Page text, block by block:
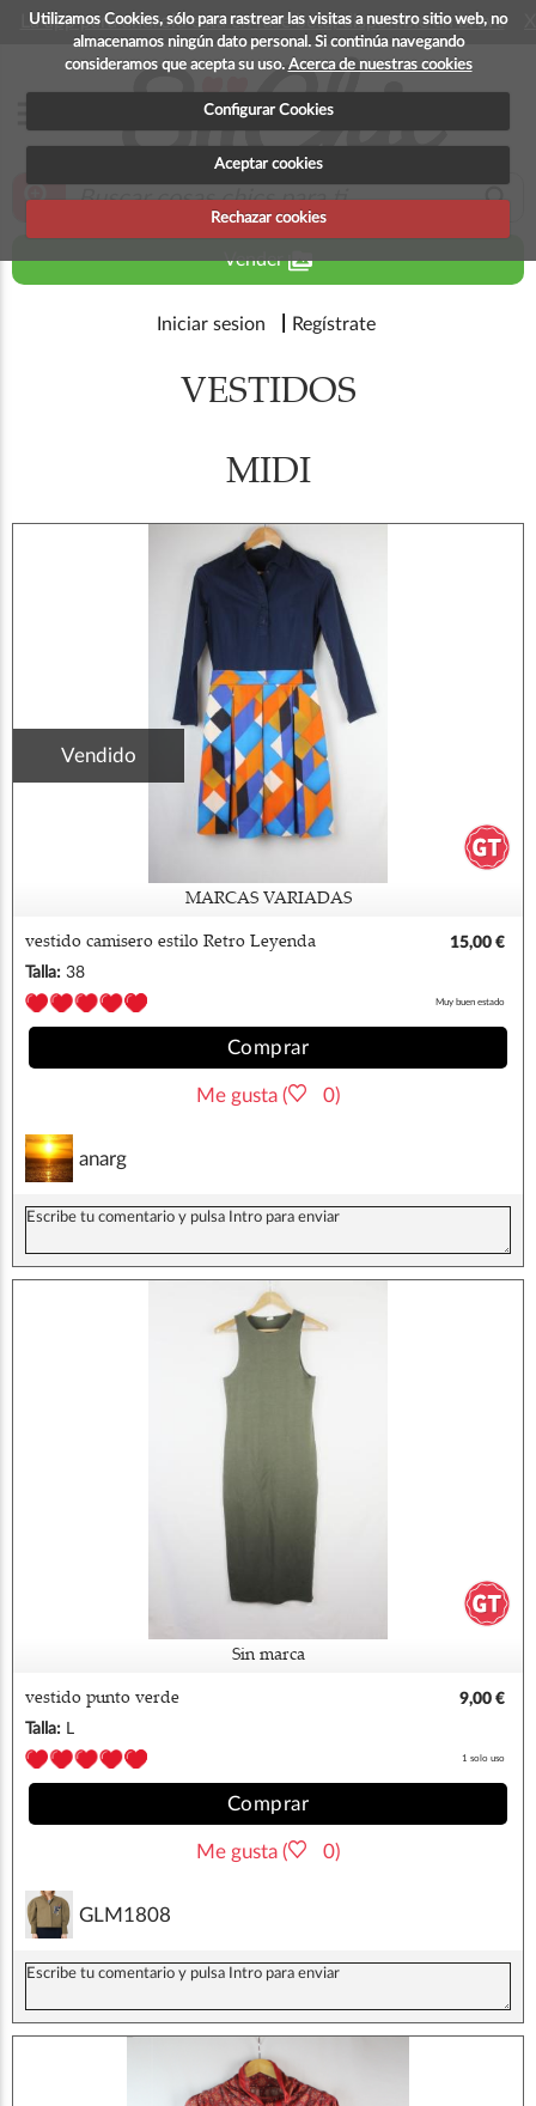
Utilizamos Cookies, sólo para rastrear las visitas a nuestro sitio web, no
almacenamos ningún dato personal. Si continúa navegando
consideramos que acepta su uso. Acerca de nuestras cookies
Configurar Cookies
Aceptar cookies
Rechazar cookies
La app para android esta en fase beta, disponible en breve
zoom_in search
Venderperm_media
Iniciar sesion Regístrate
VESTIDOS
MIDI
Vendido
MARCAS VARIADAS
vestido camisero estilo Retro Leyenda
Personal
15,00 €
Talla: 38
Muy buen estado
Comprar
Me gusta ( 0)
anarg
Sin marca
vestido punto verde
9,00 €
Talla: L
1 solo uso
Comprar
Me gusta ( 0)
GLM1808